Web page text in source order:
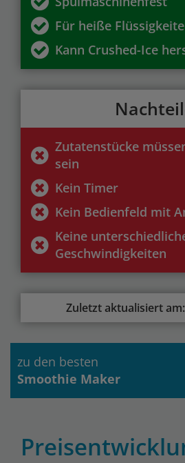
Für heiße
Kann Crushed-Ice
Zutatenstücke
sein
Kein Timer
Kein Bedienfeld mit
Keine
Geschwindigkeiten
Zuletzt aktualisiert
zu den besten
Smoothie Maker